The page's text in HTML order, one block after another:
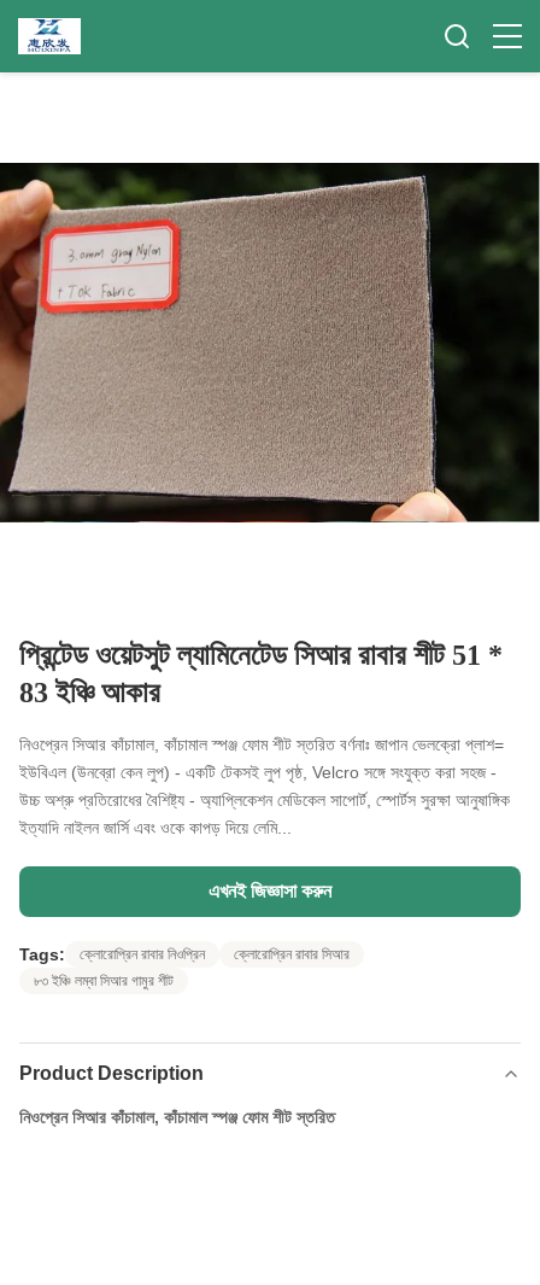
প্রিন্টেড ওয়েটসুট ল্যামিনেটেড সিআর রাবার শীট 51 *
83 ইঞ্চি আকার
নিওপ্রেন সিআর কাঁচামাল, কাঁচামাল স্পঞ্জ ফোম শীট স্তরিত বর্ণনাঃ জাপান ভেলক্রো প্লাশ=
ইউবিএল (উনব্রো কেন লুপ) - একটি টেকসই লুপ পৃষ্ঠ, Velcro সঙ্গে সংযুক্ত করা সহজ -
উচ্চ অশ্রু প্রতিরোধের বৈশিষ্ট্য - অ্যাপ্লিকেশন মেডিকেল সাপোর্ট, স্পোর্টস সুরক্ষা আনুষাঙ্গিক
ইত্যাদি নাইলন জার্সি এবং ওকে কাপড় দিয়ে লেমি...
এখনই জিজ্ঞাসা করুন
Tags: ক্লোরোপ্রিন রাবার নিওপ্রিন
ক্লোরোপ্রিন রাবার সিআর
৮৩ ইঞ্চি লম্বা সিআর গামুর শীট
Product Description
নিওপ্রেন সিআর কাঁচামাল, কাঁচামাল স্পঞ্জ ফোম শীট স্তরিত